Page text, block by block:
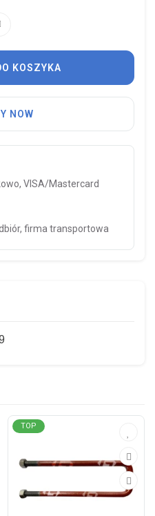
KOSZYKA
NOW
VISA/Mastercard
firma transportowa
TOP